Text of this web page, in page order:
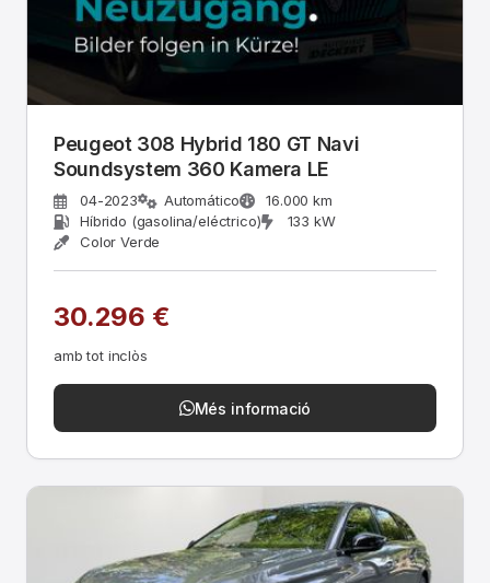
Peugeot 308 Hybrid 180 GT Navi
Soundsystem 360 Kamera LE
04-2023 Automático
16.000 km
Híbrido (gasolina/eléctrico)
133 kW
Color Verde
30.296 €
amb tot inclòs
Més informació